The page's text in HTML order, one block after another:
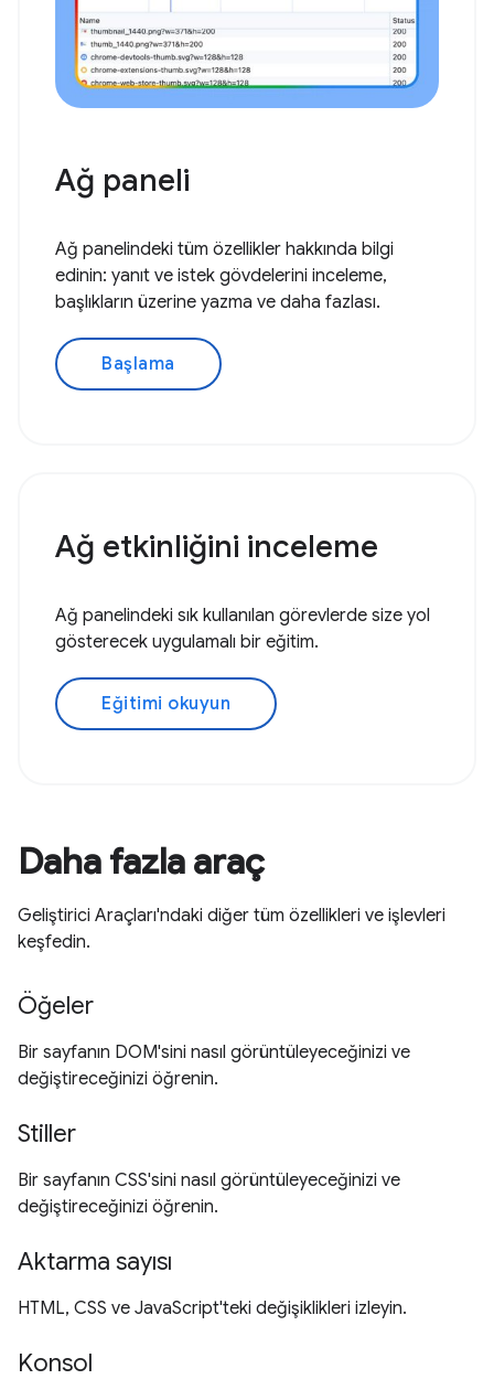
Ağ paneli
Ağ panelindeki tüm özellikler hakkında bilgi
edinin: yanıt ve istek gövdelerini inceleme,
başlıkların üzerine yazma ve daha fazlası.
Başlama
Ağ etkinliğini inceleme
Ağ panelindeki sık kullanılan görevlerde size yol
gösterecek uygulamalı bir eğitim.
Eğitimi okuyun
Daha fazla araç
Geliştirici Araçları'ndaki diğer tüm özellikleri ve işlevleri
keşfedin.
Öğeler
Bir sayfanın DOM'sini nasıl görüntüleyeceğinizi ve
değiştireceğinizi öğrenin.
Stiller
Bir sayfanın CSS'sini nasıl görüntüleyeceğinizi ve
değiştireceğinizi öğrenin.
Aktarma sayısı
HTML, CSS ve JavaScript'teki değişiklikleri izleyin.
Konsol